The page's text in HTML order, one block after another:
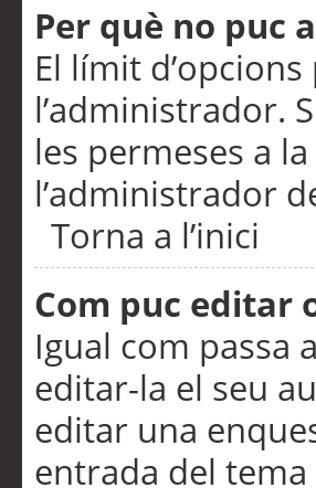
Per què no puc
El límit
l’administrador.
les permeses a
l’administrador
Torna a l’inici
Com puc editar
Igual com passa
editar-la el seu
editar una
entrada del tema